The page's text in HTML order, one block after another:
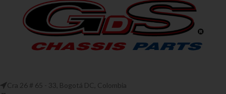
Cra 26 # 65 - 33, Bogotá DC, Colombia